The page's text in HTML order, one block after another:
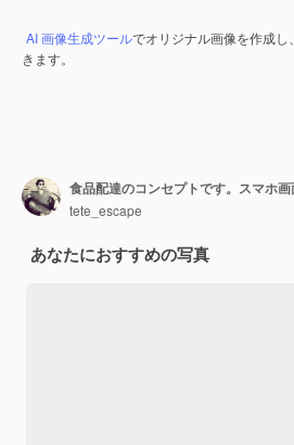
AI 画像生成ツールでオリジナル画像を作成し、
きます。
tete_escape
あなたにおすすめの写真